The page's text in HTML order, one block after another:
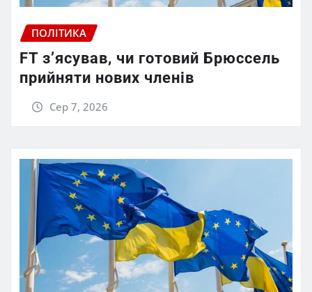
ПОЛІТИКА
FT зʼясував, чи готовий Брюссель
прийняти нових членів
Сер 7, 2026